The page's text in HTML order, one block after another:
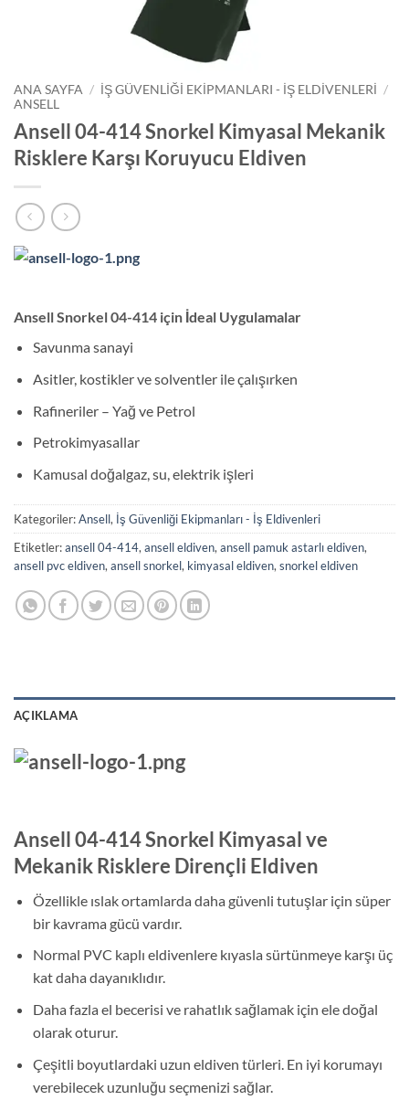
ANA SAYFA / İŞ GÜVENLIĞI EKIPMANLARI - İŞ ELDIVENLERI /
ANSELL
Ansell 04-414 Snorkel Kimyasal Mekanik
Risklere Karşı Koruyucu Eldiven
Ansell Snorkel 04-414 için İdeal Uygulamalar
Savunma sanayi
Asitler, kostikler ve solventler ile çalışırken
Rafineriler – Yağ ve Petrol
Petrokimyasallar
Kamusal doğalgaz, su, elektrik işleri
Kategoriler:Ansell, İş Güvenliği Ekipmanları - İş Eldivenleri
Etiketler:ansell 04-414, ansell eldiven, ansell pamuk astarlı eldiven,
ansell pvc eldiven, ansell snorkel, kimyasal eldiven, snorkel eldiven
AÇIKLAMA
Ansell 04-414 Snorkel Kimyasal ve
Mekanik Risklere Dirençli Eldiven
Özellikle ıslak ortamlarda daha güvenli tutuşlar için süper
bir kavrama gücü vardır.
Normal PVC kaplı eldivenlere kıyasla sürtünmeye karşı üç
kat daha dayanıklıdır.
Daha fazla el becerisi ve rahatlık sağlamak için ele doğal
olarak oturur.
Çeşitli boyutlardaki uzun eldiven türleri. En iyi korumayı
verebilecek uzunluğu seçmenizi sağlar.